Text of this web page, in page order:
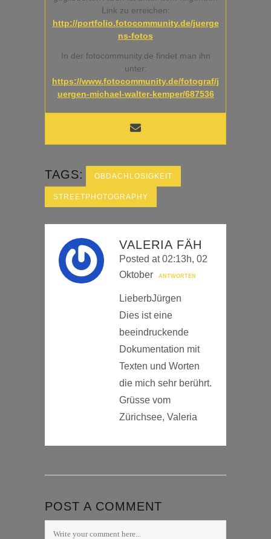
Link zu erreichen:
http://portfolio.fotocommunity.de/juerge
ns-fotos
In der fotocommunity.de findet man ihn
unter:
https://www.fotocommunity.de/fotograf/j
uergen-michael-walter-kemper/687536
TAGS: OBDACHLOSIGKEIT
STREETPHOTOGRAPHY
VALERIA FÄH
Posted at 02:13h, 02
Oktober
ANTWORTEN
LieberbJürgen
Dies ist eine
beeindruckende
Dokumentation mit
Texten und Worten
die mich sehr berührt.
Grüsse vom
Zürichsee, Valeria
POST A COMMENT